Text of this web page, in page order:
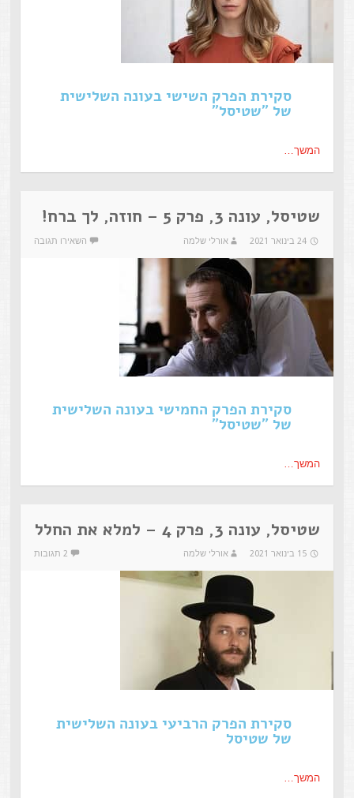
סקירת הפרק השישי בעונה השלישית
של "שטיסל"
המשך…
שטיסל, עונה 3, פרק 5 – חוזה, לך ברח!
24 בינואר 2021 אורלי שלמה השאירו תגובה
סקירת הפרק החמישי בעונה השלישית
של "שטיסל"
המשך…
שטיסל, עונה 3, פרק 4 – למלא את החלל
15 בינואר 2021 אורלי שלמה 2 תגובות
סקירת הפרק הרביעי בעונה השלישית
של שטיסל
המשך…